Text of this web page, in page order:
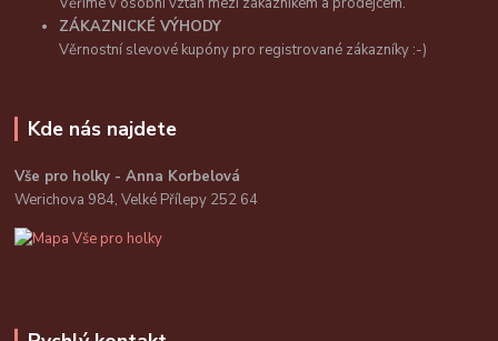
ZÁKAZNICKÉ VÝHODY
Věrnostní slevové kupóny pro registrované zákazníky :-)
Kde nás najdete
Vše pro holky - Anna Korbelová
Werichova 984, Velké Přílepy 252 64